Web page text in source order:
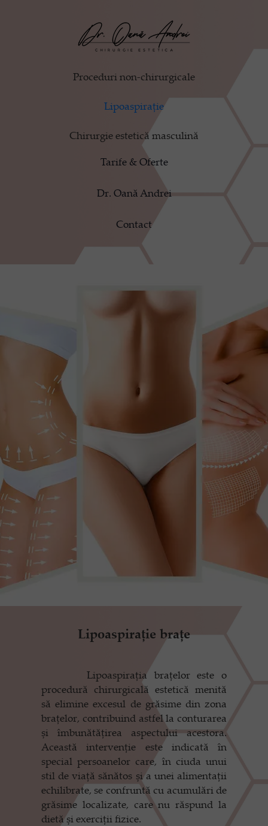
Lipoaspirație brațe
Lipoaspirația brațelor este o
procedură chirurgicală estetică menită
să elimine excesul de grăsime din zona
brațelor, contribuind astfel la conturarea
și îmbunătățirea aspectului acestora.
Această intervenție este indicată în
special persoanelor care, în ciuda unui
stil de viață sănătos și a unei alimentații
echilibrate, se confruntă cu acumulări de
grăsime localizate, care nu răspund la
dietă și exerciții fizice.
Proceduri non-chirurgicale
Lipoaspirație
Chirurgie estetică masculină
Tarife & Oferte
Dr. Oană Andrei
Contact